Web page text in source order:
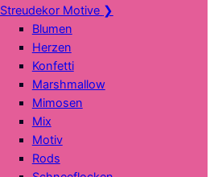
Streudekor Motive ❯
Blumen
Herzen
Konfetti
Marshmallow
Mimosen
Mix
Motiv
Rods